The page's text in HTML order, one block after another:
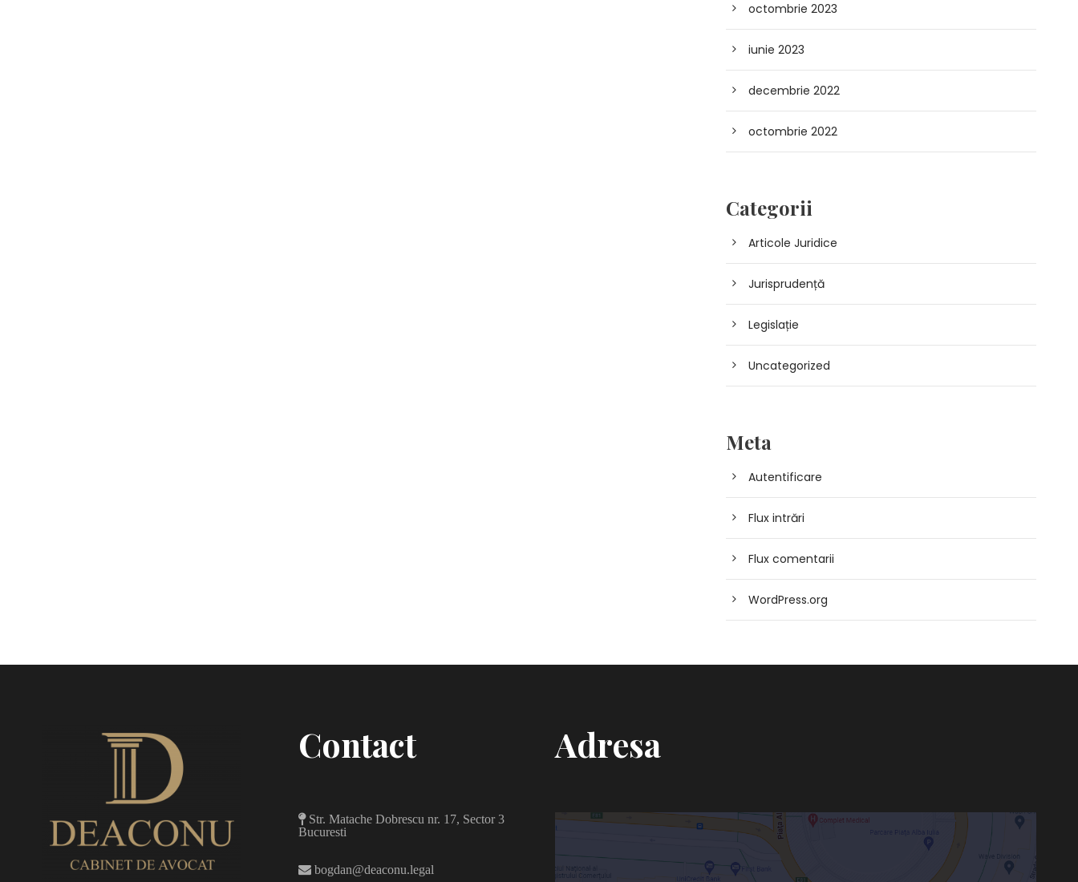
octombrie 2023
iunie 2023
decembrie 2022
octombrie 2022
Categorii
Articole Juridice
Jurisprudență
Legislație
Uncategorized
Meta
Autentificare
Flux intrări
Flux comentarii
WordPress.org
Contact
Str. Matache Dobrescu nr. 17, Sector 3
Bucuresti
bogdan@deaconu.legal
Adresa